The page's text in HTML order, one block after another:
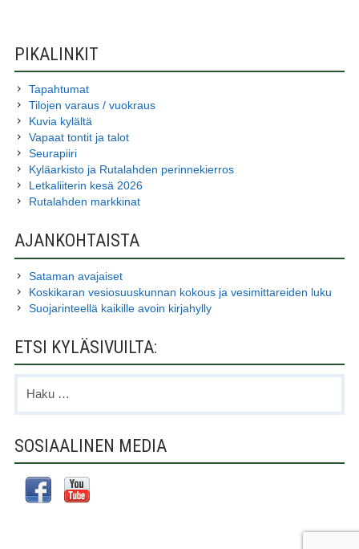
SIVUPALKKI
PIKALINKIT
Tapahtumat
Tilojen varaus / vuokraus
Kuvia kylältä
Vapaat tontit ja talot
Seurapiiri
Kyläarkisto ja Rutalahden perinnekierros
Letkaliiterin kesä 2026
Rutalahden markkinat
AJANKOHTAISTA
Sataman avajaiset
Koskikaran vesiosuuskunnan kokous ja vesimittareiden luku
Suojarinteellä kaikille avoin kirjahylly
ETSI KYLÄSIVUILTA:
Haku:
SOSIAALINEN MEDIA